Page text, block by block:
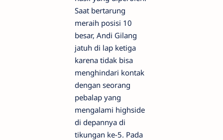
Saat bertarung
meraih posisi 10
besar, Andi Gilang
jatuh di lap ketiga
karena tidak bisa
menghindari kontak
dengan seorang
pebalap yang
mengalami highside
di depannya di
tikungan ke-5. Pada